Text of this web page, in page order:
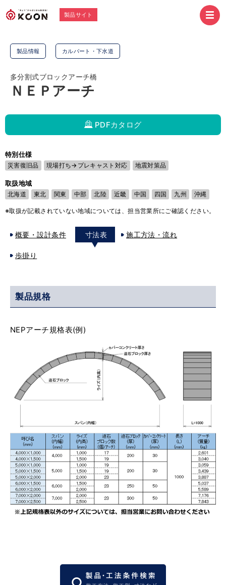
製品サイト
製品情報 カルバート・下水道
多分割式ブロックアーチ橋
ＮＥＰアーチ
PDFカタログ
特別仕様
災害復旧品 現場打ち→プレキャスト対応 地震対策品
取扱地域
北海道 東北 関東 中部 北陸 近畿 中国 四国 九州 沖縄
※取扱が記載されていない地域については、担当営業所にご確認ください。
概要・設計条件 寸法表 施工方法・流れ
歩掛り
製品規格
NEPアーチ規格表(例)